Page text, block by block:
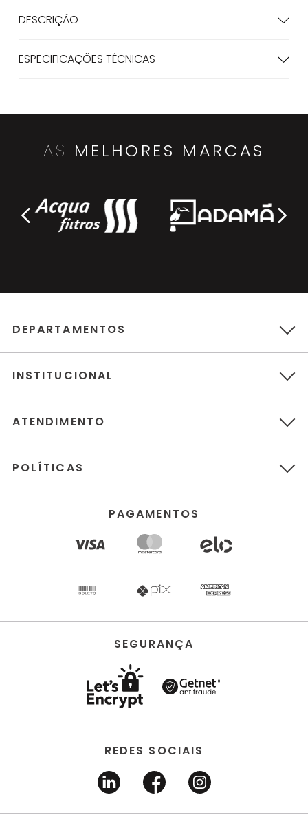
DESCRIÇÃO
ESPECIFICAÇÕES TÉCNICAS
AS MELHORES MARCAS
DEPARTAMENTOS
INSTITUCIONAL
ATENDIMENTO
POLÍTICAS
PAGAMENTOS
SEGURANÇA
REDES SOCIAIS